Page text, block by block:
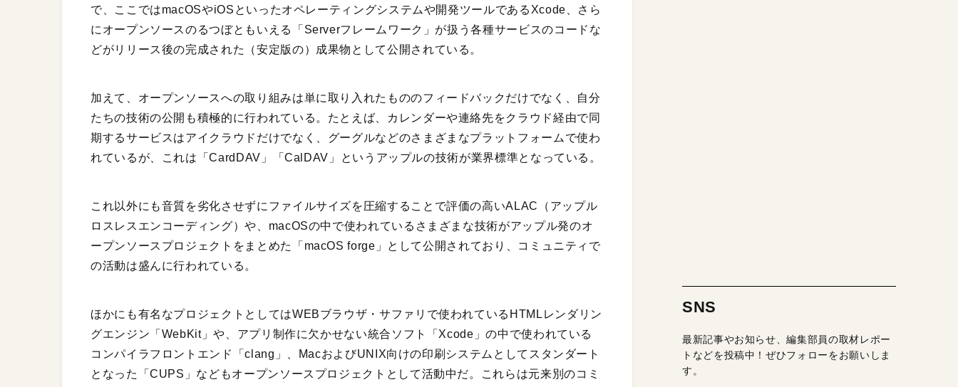
で、ここではmacOSやiOSといったオペレーティングシステムや開発ツールであるXcode、さら
にオープンソースのるつぼともいえる「Serverフレームワーク」が扱う各種サービスのコードな
どがリリース後の完成された（安定版の）成果物として公開されている。
加えて、オープンソースへの取り組みは単に取り入れたもののフィードバックだけでなく、自分
たちの技術の公開も積極的に行われている。たとえば、カレンダーや連絡先をクラウド経由で同
期するサービスはアイクラウドだけでなく、グーグルなどのさまざまなプラットフォームで使わ
れているが、これは「CardDAV」「CalDAV」というアップルの技術が業界標準となっている。
これ以外にも音質を劣化させずにファイルサイズを圧縮することで評価の高いALAC（アップル
ロスレスエンコーディング）や、macOSの中で使われているさまざまな技術がアップル発のオ
ープンソースプロジェクトをまとめた「macOS forge」として公開されており、コミュニティで
の活動は盛んに行われている。
ほかにも有名なプロジェクトとしてはWEBブラウザ・サファリで使われているHTMLレンダリン
グエンジン「WebKit」や、アプリ制作に欠かせない統合ソフト「Xcode」の中で使われている
コンパイラフロントエンド「clang」、MacおよびUNIX向けの印刷システムとしてスタンダート
となった「CUPS」などもオープンソースプロジェクトとして活動中だ。これらは元来別のコミ
SNS
最新記事やお知らせ、編集部員の取材レポー
トなどを投稿中！ぜひフォローをお願いしま
す。